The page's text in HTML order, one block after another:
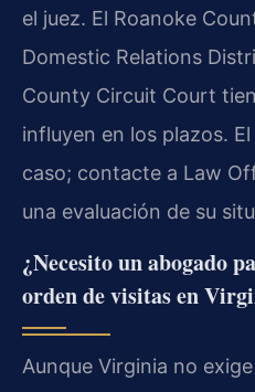
el juez. El Roanoke
Domestic Relations
County Circuit Court
influyen en los plazos.
caso; contacte a Law
una evaluación de su
¿Necesito un abogado
orden de visitas en
Aunque Virginia no